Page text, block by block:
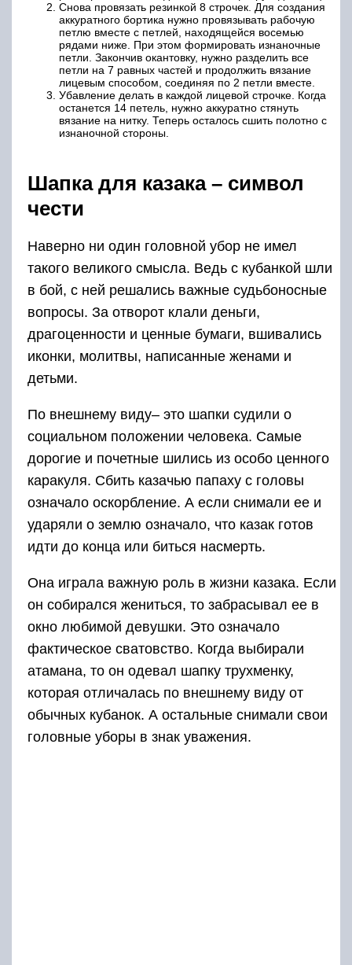
Снова провязать резинкой 8 строчек. Для создания
аккуратного бортика нужно провязывать рабочую
петлю вместе с петлей, находящейся восемью
рядами ниже. При этом формировать изнаночные
петли. Закончив окантовку, нужно разделить все
петли на 7 равных частей и продолжить вязание
лицевым способом, соединяя по 2 петли вместе.
Убавление делать в каждой лицевой строчке. Когда
останется 14 петель, нужно аккуратно стянуть
вязание на нитку. Теперь осталось сшить полотно с
изнаночной стороны.
Шапка для казака – символ
чести
Наверно ни один головной убор не имел
такого великого смысла. Ведь с кубанкой шли
в бой, с ней решались важные судьбоносные
вопросы. За отворот клали деньги,
драгоценности и ценные бумаги, вшивались
иконки, молитвы, написанные женами и
детьми.
По внешнему виду– это шапки судили о
социальном положении человека. Самые
дорогие и почетные шились из особо ценного
каракуля. Сбить казачью папаху с головы
означало оскорбление. А если снимали ее и
ударяли о землю означало, что казак готов
идти до конца или биться насмерть.
Она играла важную роль в жизни казака. Если
он собирался жениться, то забрасывал ее в
окно любимой девушки. Это означало
фактическое сватовство. Когда выбирали
атамана, то он одевал шапку трухменку,
которая отличалась по внешнему виду от
обычных кубанок. А остальные снимали свои
головные уборы в знак уважения.